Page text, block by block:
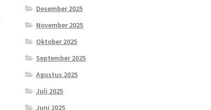
Desember 2025
November 2025
Oktober 2025
September 2025
Agustus 2025
Juli 2025
Juni 2025